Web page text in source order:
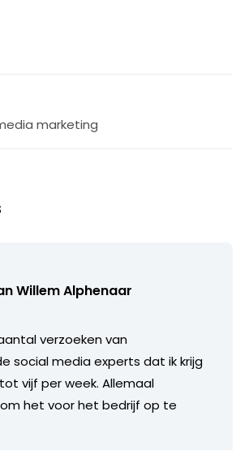
marketing
Willem Alphenaar
verzoeken van
social media experts dat ik krijg
vijf per week. Allemaal
het voor het bedrijf op te